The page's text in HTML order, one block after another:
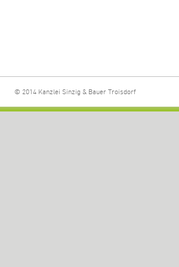
© 2014 Kanzlei Sinzig & Bauer Troisdorf